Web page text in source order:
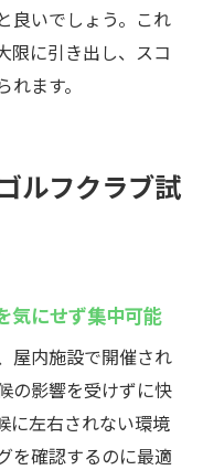
良いでしょう。これ
限に引き出し、スコ
ます。
ルフクラブ試
気にせず集中可能
屋内施設で開催され
の影響を受けずに快
に左右されない環境
を確認するのに最適